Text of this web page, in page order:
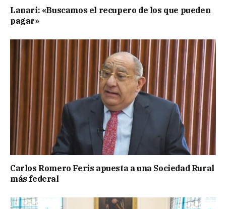
Lanari: «Buscamos el recupero de los que pueden
pagar»
Carlos Romero Feris apuesta a una Sociedad Rural
más federal